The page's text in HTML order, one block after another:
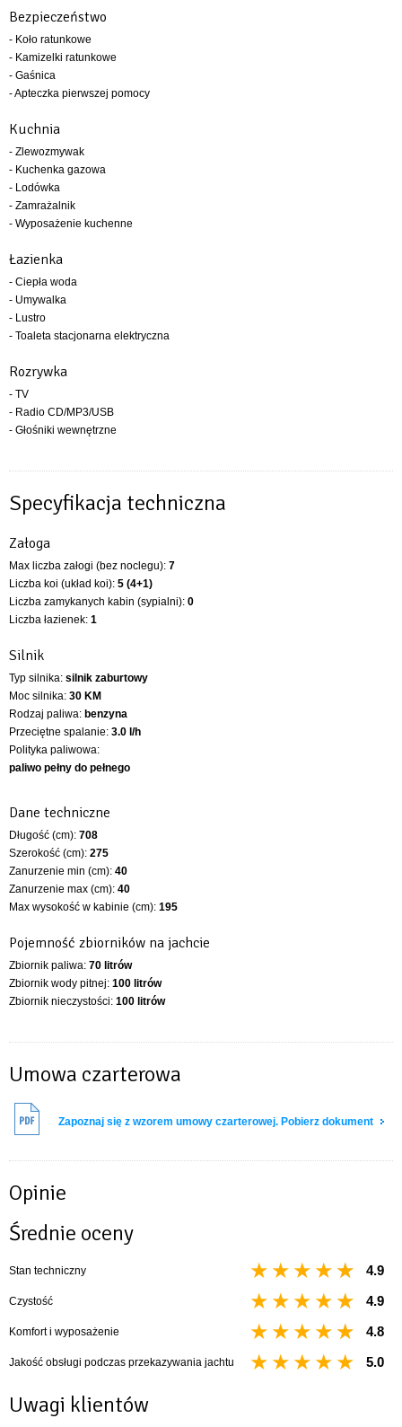
Bezpieczeństwo
- Koło ratunkowe
- Kamizelki ratunkowe
- Gaśnica
- Apteczka pierwszej pomocy
Kuchnia
- Zlewozmywak
- Kuchenka gazowa
- Lodówka
- Zamrażalnik
- Wyposażenie kuchenne
Łazienka
- Ciepła woda
- Umywalka
- Lustro
- Toaleta stacjonarna elektryczna
Rozrywka
- TV
- Radio CD/MP3/USB
- Głośniki wewnętrzne
Specyfikacja techniczna
Załoga
Max liczba załogi (bez noclegu): 7
Liczba koi (układ koi): 5 (4+1)
Liczba zamykanych kabin (sypialni): 0
Liczba łazienek: 1
Silnik
Typ silnika: silnik zaburtowy
Moc silnika: 30 KM
Rodzaj paliwa: benzyna
Przeciętne spalanie: 3.0 l/h
Polityka paliwowa:
paliwo pełny do pełnego
Dane techniczne
Długość (cm): 708
Szerokość (cm): 275
Zanurzenie min (cm): 40
Zanurzenie max (cm): 40
Max wysokość w kabinie (cm): 195
Pojemność zbiorników na jachcie
Zbiornik paliwa: 70 litrów
Zbiornik wody pitnej: 100 litrów
Zbiornik nieczystości: 100 litrów
Umowa czarterowa
Zapoznaj się z wzorem umowy czarterowej. Pobierz dokument
Opinie
Średnie oceny
Stan techniczny 4.9
Czystość 4.9
Komfort i wyposażenie 4.8
Jakość obsługi podczas przekazywania jachtu 5.0
Uwagi klientów